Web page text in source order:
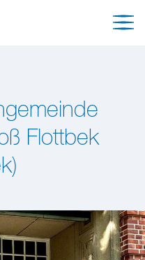
Flottbek